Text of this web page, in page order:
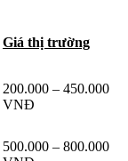
Giá thị trường
200.000 – 450.000
VNĐ
500.000 – 800.000